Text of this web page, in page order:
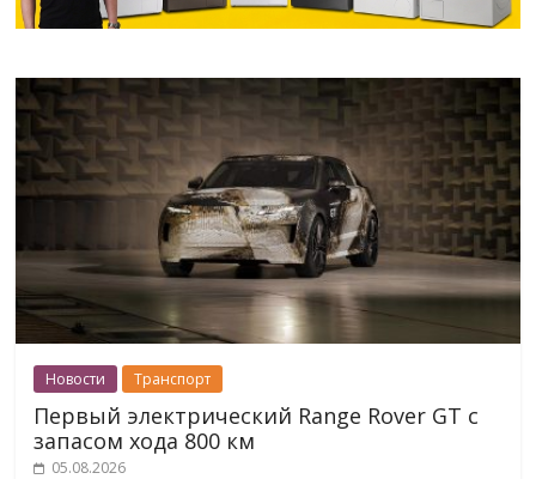
Новости Транспорт
Первый электрический Range Rover GT с
запасом хода 800 км
05.08.2026